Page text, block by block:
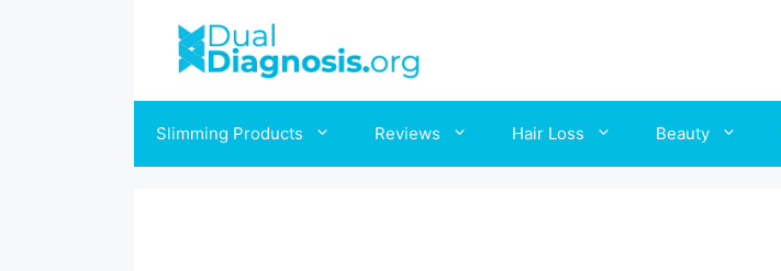
Slimming Products Reviews Hair Loss Beauty